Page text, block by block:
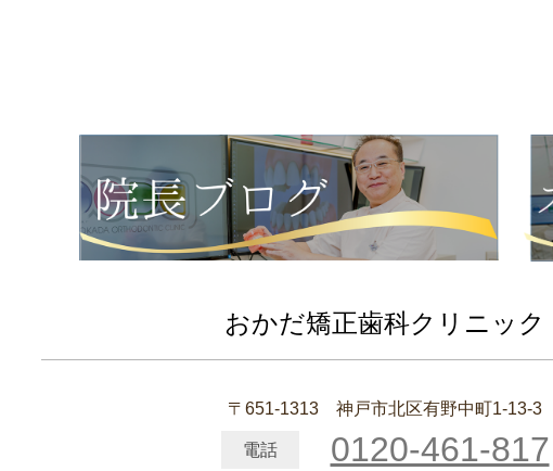
おかだ矯正歯科クリニック
〒651-1313 神戸市北区有野中町1-13-3
電話 0120-461-817